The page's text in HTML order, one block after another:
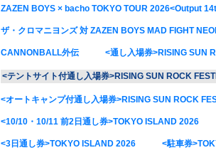
ZAZEN BOYS × bacho TOKYO TOUR 2026<Output
ザ・クロマニヨンズ 対 ZAZEN BOYS MAD FIGHT
CANNONBALL外伝 <通し入場券>RISING SUN
<テントサイト付通し入場券>RISING SUN ROCK
<オートキャンプ付通し入場券>RISING SUN ROCK
<10/10・10/11 前2日通し券>TOKYO ISLAND 2026
<3日通し券>TOKYO ISLAND 2026 <駐車券